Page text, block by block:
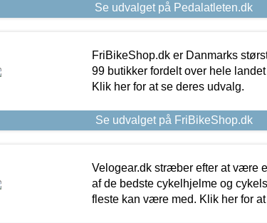
Se udvalget på Pedalatleten.dk
FriBikeShop.dk er Danmarks
99 butikker fordelt over hele
Klik her for at se deres udvalg.
Se udvalget på FriBikeShop.dk
Velogear.dk stræber efter at være
af de bedste cykelhjelme og
fleste kan være med. Klik her for